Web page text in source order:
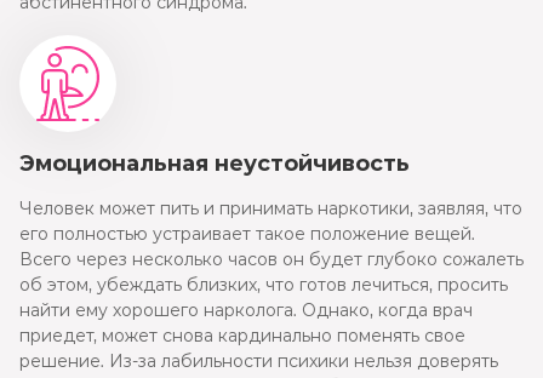
Эмоциональная неустойчивость
Человек может пить и принимать наркотики, заявляя, что
его полностью устраивает такое положение вещей.
Всего через несколько часов он будет глубоко сожалеть
об этом, убеждать близких, что готов лечиться, просить
найти ему хорошего нарколога. Однако, когда врач
приедет, может снова кардинально поменять свое
решение. Из-за лабильности психики нельзя доверять